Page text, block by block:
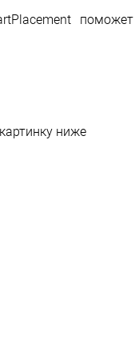
поможет
ниже